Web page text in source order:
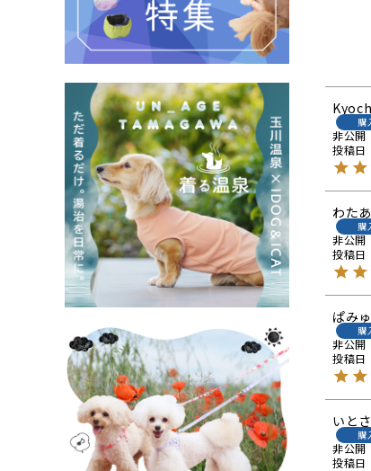
購
非公開
投稿日
わた
購
非公開
投稿日
ぱみゅ
購
非公開
投稿日
いと
購
非公開
投稿日